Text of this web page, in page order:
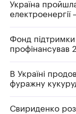
Україна
Фонд підтримки
профінансував
В Україні
фуражну
Свириденко